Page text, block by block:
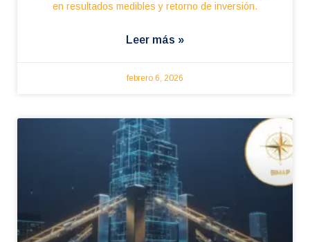
en resultados medibles y retorno de inversión.
Leer más »
febrero 6, 2026